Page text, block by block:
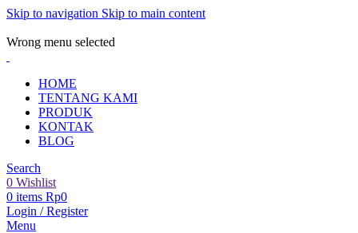
Skip to navigation Skip to main content
Wrong menu selected
HOME
TENTANG KAMI
PRODUK
KONTAK
BLOG
Search
0 Wishlist
0 items Rp0
Login / Register
Menu